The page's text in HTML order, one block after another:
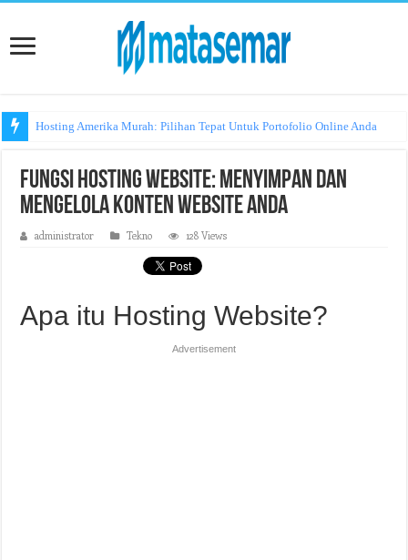
Hosting Amerika Murah: Pilihan Tepat Untuk Portofolio Online Anda
Fungsi Hosting Website: Menyimpan dan
Mengelola Konten Website Anda
administrator Tekno 128 Views
Apa itu Hosting Website?
Advertisement